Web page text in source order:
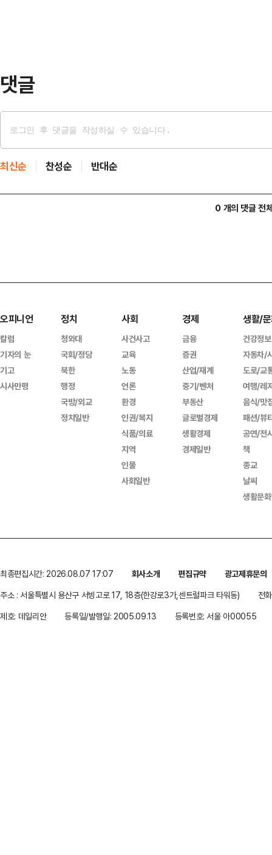
댓글
최신순 찬성순 반대순
0 개의 댓글 전
오피니언
칼럼
기자의 눈
기고
시사만평
정치
청와대
국회/정당
북한
행정
국방/외교
정치일반
사회
사건사고
교육
노동
언론
환경
인권/복지
식품/의료
지역
인물
사회일반
경제
금융
증권
산업/재계
중기/벤처
부동산
글로벌경제
생활경제
경제일반
생활/
건강정보
자동차/
도로/교
여행/레
음식/맛
패션/뷰
공연/전
책
종교
날씨
생활문
최종편집시간: 2026.08.07 17:07 회사소개 편집규약
광고제휴문의
주소 : 서울특별시 용산구 서빙고로 17, 18층(한강로3가,센트럴파크 타워동)
전
제호: 데일리안
등록일/발행일: 2005.09.13 등록번호: 서울 아00055